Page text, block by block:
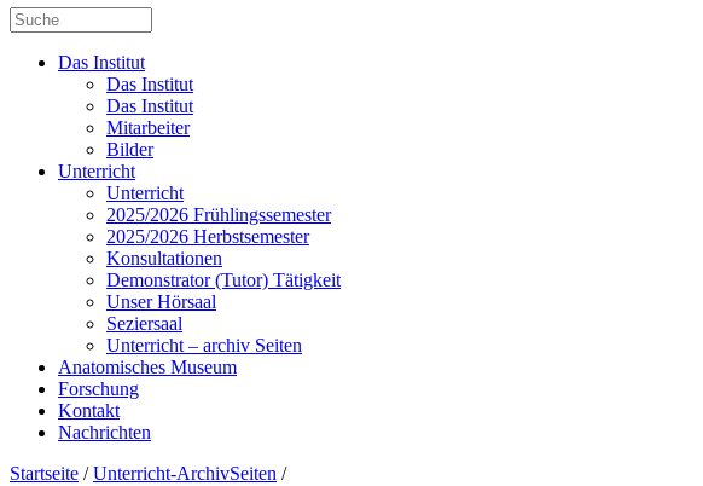
Das Institut
Das Institut
Das Institut
Mitarbeiter
Bilder
Unterricht
Unterricht
2025/2026 Frühlingssemester
2025/2026 Herbstsemester
Konsultationen
Demonstrator (Tutor) Tätigkeit
Unser Hörsaal
Seziersaal
Unterricht – archiv Seiten
Anatomisches Museum
Forschung
Kontakt
Nachrichten
Startseite / Unterricht-ArchivSeiten /